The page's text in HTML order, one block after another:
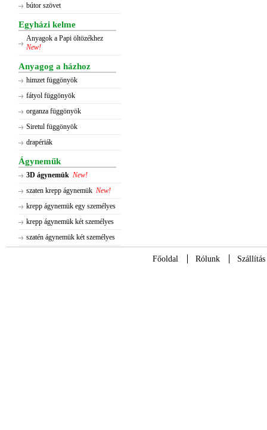
bútor szövet
Egyházi kelme
Anyagok a Papi öltözékhez
New!
Anyagog a házhoz
himzet függönyök
fátyol függönyök
organza függönyök
Siretul függönyök
drapériák
Ágyneműk
3D ágynemük New!
szaten krepp ágynemük New!
krepp ágynemük egy személyes
krepp ágynemük két személyes
szatén ágynemük két személyes
Főoldal Rólunk Szállítás